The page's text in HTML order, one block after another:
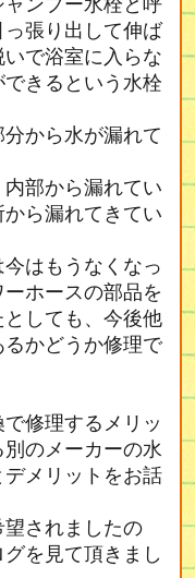
ンプー水栓と呼
張り出して伸ば
で浴室に入らな
きるという水栓
から水が漏れて
部から漏れてい
ら漏れてきてい
はもうなくなっ
ホースの部品を
しても、今後他
かどうか修理で
修理するメリッ
別のメーカーの水
メリットをお話
されましたの
を見て頂きまし